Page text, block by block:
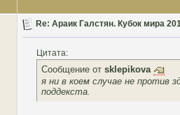
Re: Араик Галстян. Кубок мира
Цитата:
Сообщение от sklepikova
я ни в коем случае не против
поддекста.